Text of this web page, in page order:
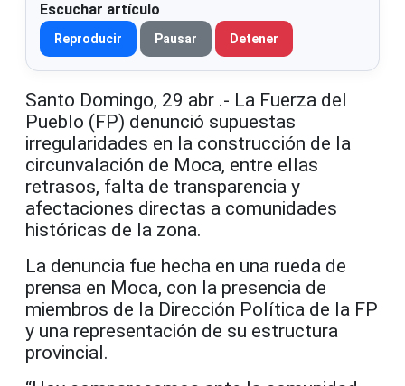
Escuchar artículo
Reproducir Pausar Detener
Santo Domingo, 29 abr .- La Fuerza del
Pueblo (FP) denunció supuestas
irregularidades en la construcción de la
circunvalación de Moca, entre ellas
retrasos, falta de transparencia y
afectaciones directas a comunidades
históricas de la zona.
La denuncia fue hecha en una rueda de
prensa en Moca, con la presencia de
miembros de la Dirección Política de la FP
y una representación de su estructura
provincial.